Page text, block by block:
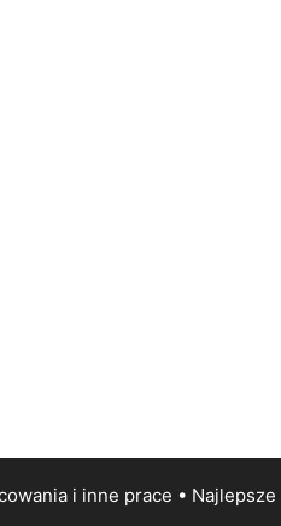
i inne prace • Najlepsze